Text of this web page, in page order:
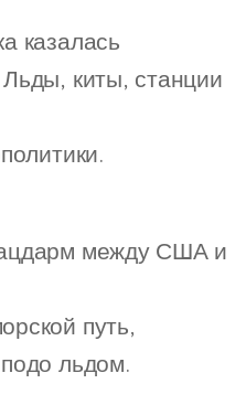
казалась
киты, станции
между США и
путь,
льдом.